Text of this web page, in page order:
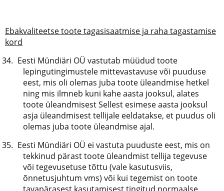
Ebakvaliteetse toote tagasisaatmise ja raha tagastamise
kord
Eesti Mündiäri OÜ vastutab müüdud toote
lepingutingimustele mittevastavuse või puuduse
eest, mis oli olemas juba toote üleandmise hetkel
ning mis ilmneb kuni kahe aasta jooksul, alates
toote üleandmisest Sellest esimese aasta jooksul
asja üleandmisest tellijale eeldatakse, et puudus oli
olemas juba toote üleandmise ajal.
Eesti Mündiäri OÜ ei vastuta puuduste eest, mis on
tekkinud pärast toote üleandmist tellija tegevuse
või tegevusetuse tõttu (vale kasutusviis,
õnnetusjuhtum vms) või kui tegemist on toote